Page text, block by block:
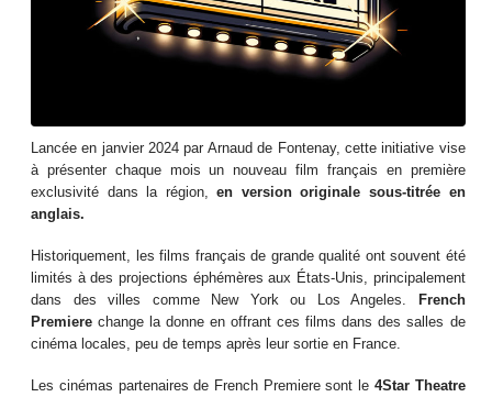
Lancée en janvier 2024 par Arnaud de Fontenay, cette initiative vise
à présenter chaque mois un nouveau film français en première
exclusivité dans la région,en version originale sous-titrée en
anglais.
Historiquement, les films français de grande qualité ont souvent été
limités à des projections éphémères aux États-Unis, principalement
dans des villes comme New York ou Los Angeles.
French
Premiere change la donne en offrant ces films dans des salles de
cinéma locales, peu de temps après leur sortie en France.
Les cinémas partenaires de French Premiere sont le 4Star Theatre